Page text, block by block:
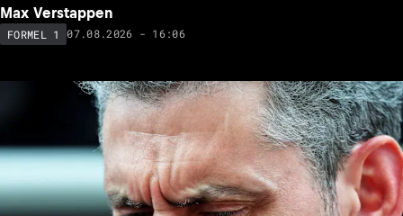
Max Verstappen
FORMEL 1 07.08.2026 - 16:06